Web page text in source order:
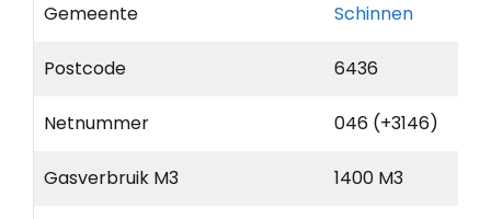
Gemeente Schinnen
Postcode 6436
Netnummer 046 (+3146)
Gasverbruik M3 1400 M3